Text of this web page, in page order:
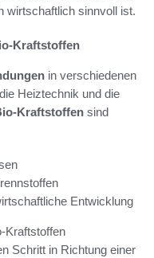
wirtschaftlich sinnvoll ist.
Kraftstoffen
in verschiedenen
Heiztechnik und die
Kraftstoffen sind
Entwicklung
Kraftstoffen
Schritt in Richtung einer